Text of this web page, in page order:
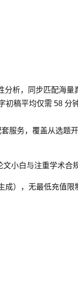
析，同步匹配海量
稿平均仅需 58 分
服务，覆盖从选题
小白与注重学术合
），无最低充值